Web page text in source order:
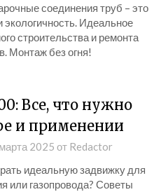
соединения труб – это
экологичность. Идеальное
строительства и ремонта
Монтаж без огня!
Все, что нужно
и применении
2025 от Redactor
идеальную задвижку для
или газопровода? Советы